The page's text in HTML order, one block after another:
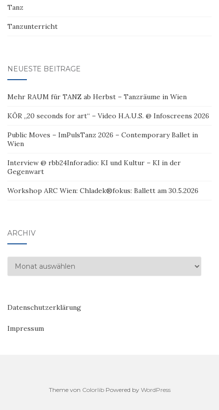
Tanz
Tanzunterricht
NEUESTE BEITRÄGE
Mehr RAUM für TANZ ab Herbst – Tanzräume in Wien
KÖR „20 seconds for art“ – Video H.A.U.S. @ Infoscreens 2026
Public Moves – ImPulsTanz 2026 – Contemporary Ballet in
Wien
Interview @ rbb24Inforadio: KI und Kultur – KI in der
Gegenwart
Workshop ARC Wien: Chladek®fokus: Ballett am 30.5.2026
ARCHIV
Archiv
Datenschutzerklärung
Impressum
Theme von ColorlibPowered by WordPress